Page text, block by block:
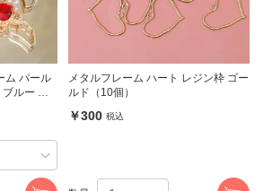
ル
メタルフレーム ハート レジン枠 ゴー
ルド（10個）
￥300 税込